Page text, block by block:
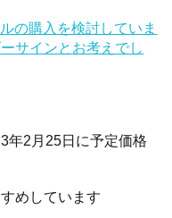
の購入を検討していま
サインとお考えでし
2月25日に予定価格
めしています